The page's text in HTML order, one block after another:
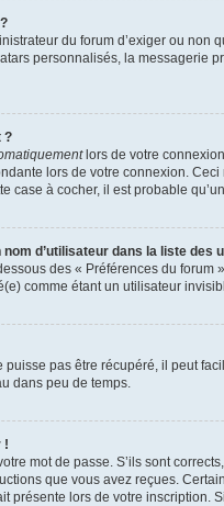
du forum d’exiger ou
personnalisés, la messagerie
?
lors de votre
lors de votre connexion.
case à cocher, il est probable
d’utilisateur dans la liste des
des « Préférences du forum
comme étant un utilisateur
puisse pas être récupéré, il peut
dans peu de temps.
!
mot de passe. S’ils sont
que vous avez reçues.
présente lors de votre